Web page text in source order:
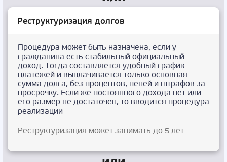
Реструктуризация долгов
Процедура может быть назначена, если у
гражданина есть стабильный официальный
доход. Тогда составляется удобный график
платежей и выплачивается только основная
сумма долга, без процентов, пеней и штрафов за
просрочку. Если же постоянного дохода нет или
его размер не достаточен, то вводится процедура
реализации
Реструктуризация может занимать до 5 лет